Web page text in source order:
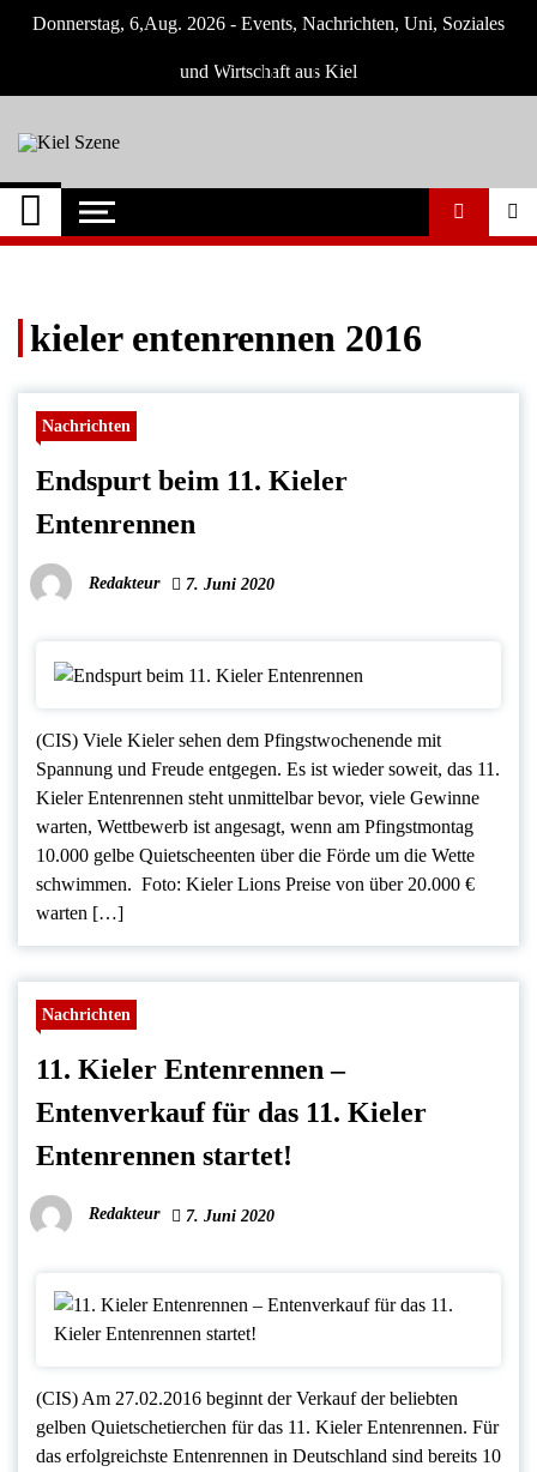
Skip
Donnerstag, 6,Aug. 2026 - Events, Nachrichten, Uni, Soziales
und Wirtschaft aus Kiel
Kiel Szene
Neuigkeiten und Nachrichten aus Kiel und
Umgebung
kieler entenrennen 2016
Nachrichten
Endspurt beim 11. Kieler
Entenrennen
Redakteur 7. Juni 2020
(CIS) Viele Kieler sehen dem Pfingstwochenende mit
Spannung und Freude entgegen. Es ist wieder soweit, das 11.
Kieler Entenrennen steht unmittelbar bevor, viele Gewinne
warten, Wettbewerb ist angesagt, wenn am Pfingstmontag
10.000 gelbe Quietscheenten über die Förde um die Wette
schwimmen. Foto: Kieler Lions Preise von über 20.000 €
warten […]
Nachrichten
11. Kieler Entenrennen –
Entenverkauf für das 11. Kieler
Entenrennen startet!
Redakteur 7. Juni 2020
(CIS) Am 27.02.2016 beginnt der Verkauf der beliebten
gelben Quietschetierchen für das 11. Kieler Entenrennen. Für
das erfolgreichste Entenrennen in Deutschland sind bereits 10